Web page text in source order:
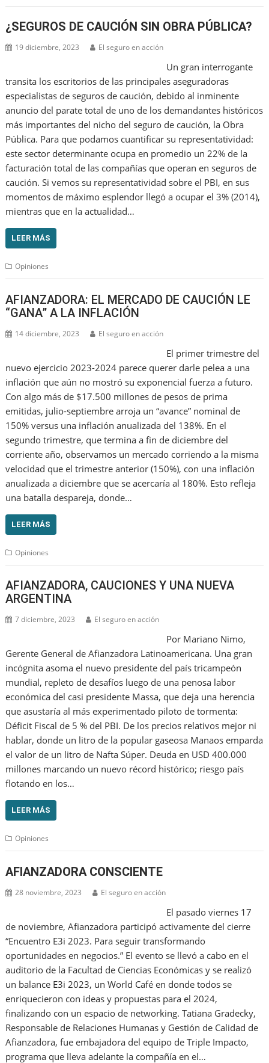
¿SEGUROS DE CAUCIÓN SIN OBRA PÚBLICA?
19 diciembre, 2023 El seguro en acción
Un gran interrogante
transita los escritorios de las principales aseguradoras
especialistas de seguros de caución, debido al inminente
anuncio del parate total de uno de los demandantes históricos
más importantes del nicho del seguro de caución, la Obra
Pública. Para que podamos cuantificar su representatividad:
este sector determinante ocupa en promedio un 22% de la
facturación total de las compañías que operan en seguros de
caución. Si vemos su representatividad sobre el PBI, en sus
momentos de máximo esplendor llegó a ocupar el 3% (2014),
mientras que en la actualidad…
LEER MÁS
Opiniones
AFIANZADORA: EL MERCADO DE CAUCIÓN LE
“GANA” A LA INFLACIÓN
14 diciembre, 2023 El seguro en acción
El primer trimestre del
nuevo ejercicio 2023-2024 parece querer darle pelea a una
inflación que aún no mostró su exponencial fuerza a futuro.
Con algo más de $17.500 millones de pesos de prima
emitidas, julio-septiembre arroja un “avance” nominal de
150% versus una inflación anualizada del 138%. En el
segundo trimestre, que termina a fin de diciembre del
corriente año, observamos un mercado corriendo a la misma
velocidad que el trimestre anterior (150%), con una inflación
anualizada a diciembre que se acercaría al 180%. Esto refleja
una batalla despareja, donde…
LEER MÁS
Opiniones
AFIANZADORA, CAUCIONES Y UNA NUEVA
ARGENTINA
7 diciembre, 2023 El seguro en acción
Por Mariano Nimo,
Gerente General de Afianzadora Latinoamericana. Una gran
incógnita asoma el nuevo presidente del país tricampeón
mundial, repleto de desafíos luego de una penosa labor
económica del casi presidente Massa, que deja una herencia
que asustaría al más experimentado piloto de tormenta:
Déficit Fiscal de 5 % del PBI. De los precios relativos mejor ni
hablar, donde un litro de la popular gaseosa Manaos emparda
el valor de un litro de Nafta Súper. Deuda en USD 400.000
millones marcando un nuevo récord histórico; riesgo país
flotando en los…
LEER MÁS
Opiniones
AFIANZADORA CONSCIENTE
28 noviembre, 2023 El seguro en acción
El pasado viernes 17
de noviembre, Afianzadora participó activamente del cierre
“Encuentro E3i 2023. Para seguir transformando
oportunidades en negocios.” El evento se llevó a cabo en el
auditorio de la Facultad de Ciencias Económicas y se realizó
un balance E3i 2023, un World Café en donde todos se
enriquecieron con ideas y propuestas para el 2024,
finalizando con un espacio de networking. Tatiana Gradecky,
Responsable de Relaciones Humanas y Gestión de Calidad de
Afianzadora, fue embajadora del equipo de Triple Impacto,
programa que lleva adelante la compañía en el…